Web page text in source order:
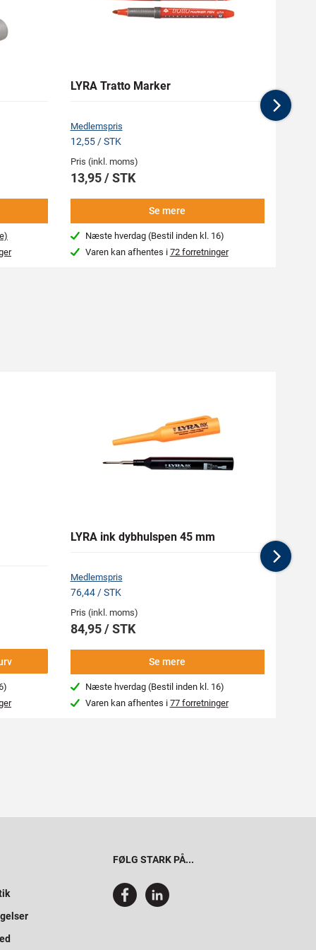
LYRA Tratto Marker
Medlemspris
12,55 / STK
Pris (inkl. moms)
13,95 / STK
Se mere
Næste hverdag (Bestil inden kl. 16)
Varen kan afhentes i 72 forretninger
LYRA ink dybhulspen 45 mm
Medlemspris
76,44 / STK
Pris (inkl. moms)
84,95 / STK
Se mere
Næste hverdag (Bestil inden kl. 16)
Varen kan afhentes i 77 forretninger
FØLG STARK PÅ...